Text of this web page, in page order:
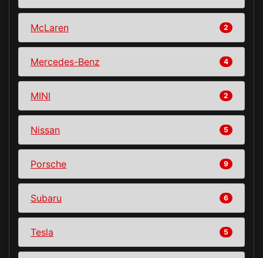
McLaren 2
Mercedes-Benz 4
MINI 2
Nissan 5
Porsche 9
Subaru 6
Tesla 5